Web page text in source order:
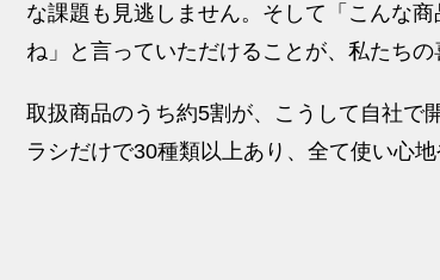
な課題も見逃しません。そして「こんな
ね」と言っていただけることが、私たちの
取扱商品のうち約5割が、こうして自社で
ラシだけで30種類以上あり、全て使い心地